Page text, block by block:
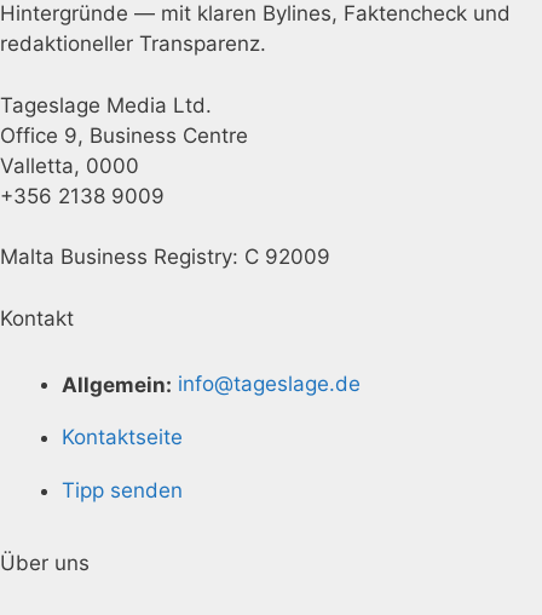
Hintergründe — mit klaren Bylines, Faktencheck und
redaktioneller Transparenz.
Tageslage Media Ltd.
Office 9, Business Centre
Valletta, 0000
+356 2138 9009
Malta Business Registry: C 92009
Kontakt
Allgemein: info@tageslage.de
Kontaktseite
Tipp senden
Über uns